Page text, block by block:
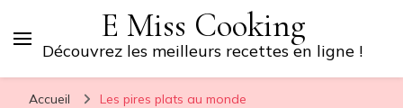
E Miss Cooking
Découvrez les meilleurs recettes en ligne !
Accueil Les pires plats au monde